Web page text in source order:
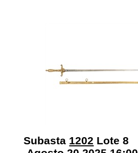
Subasta 1202 Lote 8